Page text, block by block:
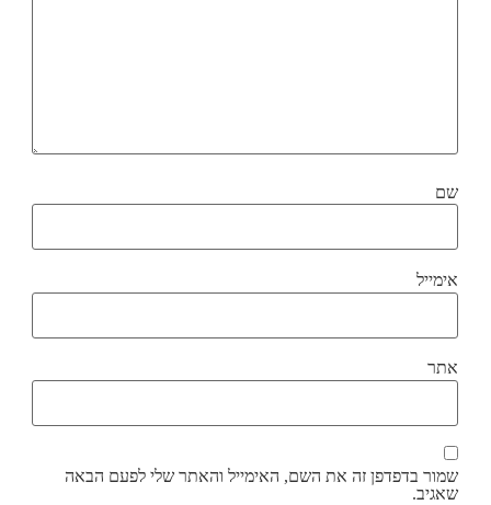
שם
אימייל
אתר
שמור בדפדפן זה את השם, האימייל והאתר שלי לפעם הבאה
שאגיב.